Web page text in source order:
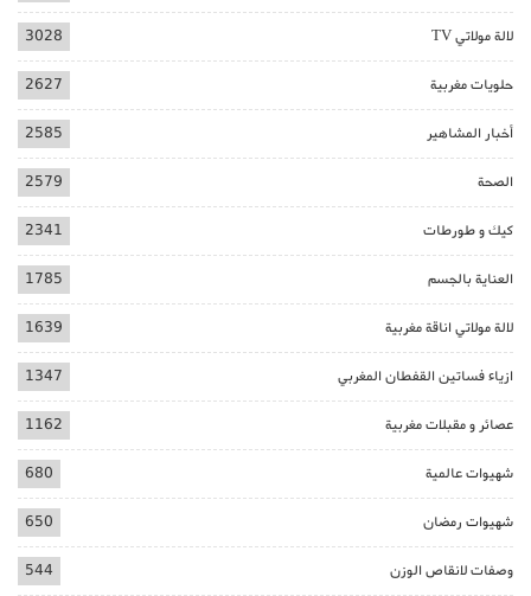
لالة مولاتي TV 3028
حلويات مغربية 2627
أخبار المشاهير 2585
الصحة 2579
كيك و طورطات 2341
العناية بالجسم 1785
لالة مولاتي اناقة مغربية 1639
ازياء فساتين القفطان المغربي 1347
عصائر و مقبلات مغربية 1162
شهيوات عالمية 680
شهيوات رمضان 650
وصفات لانقاص الوزن 544